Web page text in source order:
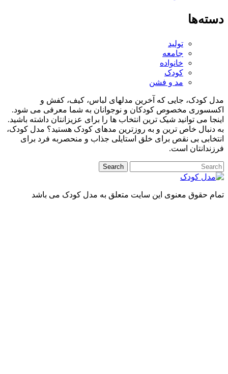
تولید
جامعه
خانواده
کودک
مد و فشن
کودک، جایی که آخرین مدلهای لباس، کیف، کفش و
مخصوص کودکان و نوجوانان به شما معرفی می شود.
می توانید شیک ترین انتخاب ها را برای عزیزانتان داشته باشید.
خاص ترین و به روزترین مدهای کودک هستید؟ مدل کودک،
بی نقص برای خلق استایلی جذاب و منحصربه فرد برای
است.
حقوق معنوی این سایت متعلق به مدل کودک می باشد